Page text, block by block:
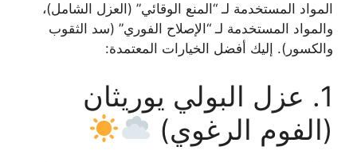
المواد المستخدمة لـ “المنع الوقائي” (العزل الشامل)،
والمواد المستخدمة لـ “الإصلاح الفوري” (سد الثقوب
والكسور). إليك أفضل الخيارات المعتمدة:
1. عزل البولي يوريثان
(الفوم الرغوي)